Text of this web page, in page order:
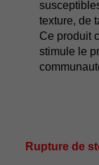
texture, de
Ce produit
stimule le
Rupture de